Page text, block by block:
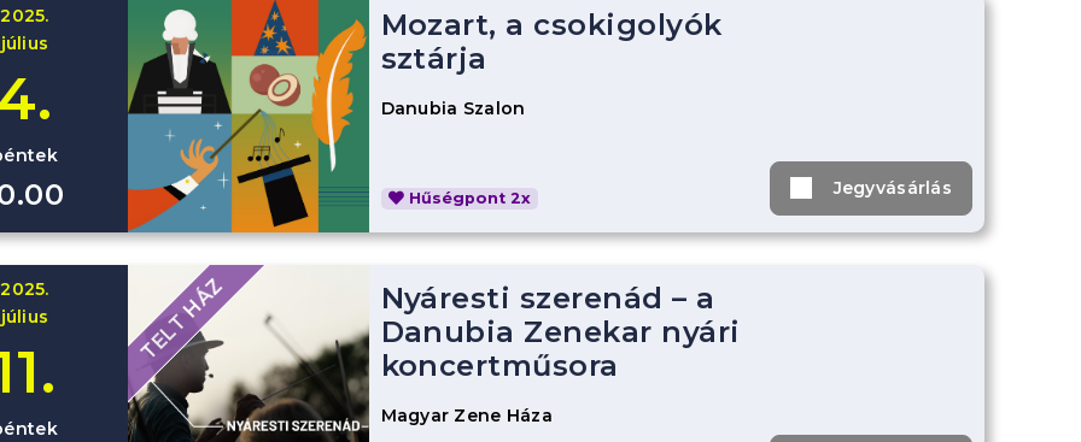
2025.
július
Mozart, a csokigolyók
sztárja
Danubia Szalon
Hűségpont 2x Jegyvásárlás
2025.
július
TELT HÁZ
Nyáresti szerenád – a
Danubia Zenekar nyári
koncertműsora
Magyar Zene Háza